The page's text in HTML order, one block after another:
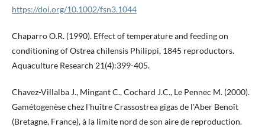
https://doi.org/10.1002/fsn3.1044
Chaparro O.R. (1990). Effect of temperature and feeding on
conditioning of Ostrea chilensis Philippi, 1845 reproductors.
Aquaculture Research 21(4):399-405.
Chavez-Villalba J., Mingant C., Cochard J.C., Le Pennec M. (2000).
Gamétogenèse chez l'huître Crassostrea gigas de l'Aber Benoît
(Bretagne, France), à la limite nord de son aire de reproduction.